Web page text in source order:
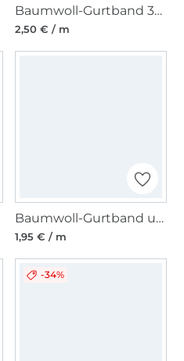
Baumwoll-Gurtband 30 mm, marineblau
2,50 € / m
Baumwoll-Gurtband uni pink 38 mm
1,95 € / m
-34%